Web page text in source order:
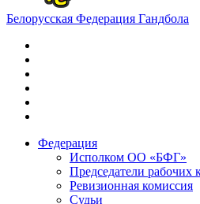
Белорусская Федерация Гандбола
Федерация
Исполком ОО «БФГ»
Председатели рабочих
Ревизионная комиссия
Судьи